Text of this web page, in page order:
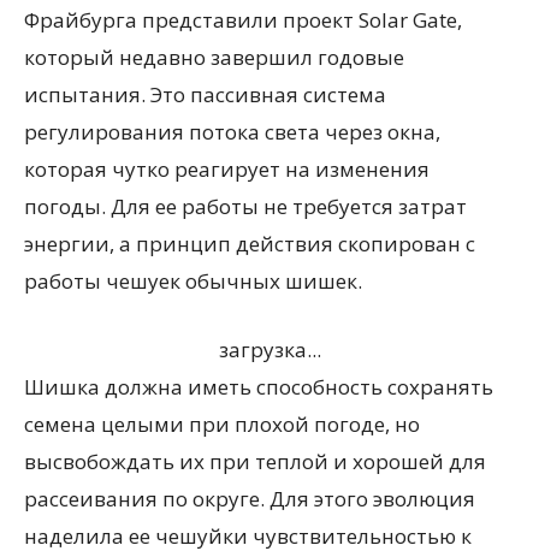
Фрайбурга представили проект Solar Gate,
который недавно завершил годовые
испытания. Это пассивная система
регулирования потока света через окна,
которая чутко реагирует на изменения
погоды. Для ее работы не требуется затрат
энергии, а принцип действия скопирован с
работы чешуек обычных шишек.
загрузка...
Шишка должна иметь способность сохранять
семена целыми при плохой погоде, но
высвобождать их при теплой и хорошей для
рассеивания по округе. Для этого эволюция
наделила ее чешуйки чувствительностью к